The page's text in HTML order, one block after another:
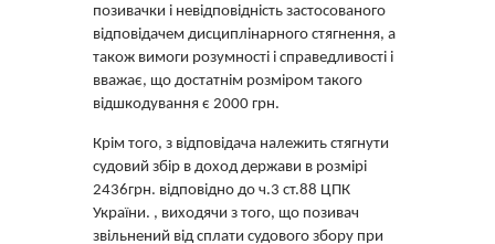
позивачки і невідповідність застосованого
відповідачем дисциплінарного стягнення, а
також вимоги розумності і справедливості і
вважає, що достатнім розміром такого
відшкодування є 2000 грн.
Крім того, з відповідача належить стягнути
судовий збір в доход держави в розмірі
2436грн. відповідно до ч.3 ст.88 ЦПК
України. , виходячи з того, що позивач
звільнений від сплати судового збору при